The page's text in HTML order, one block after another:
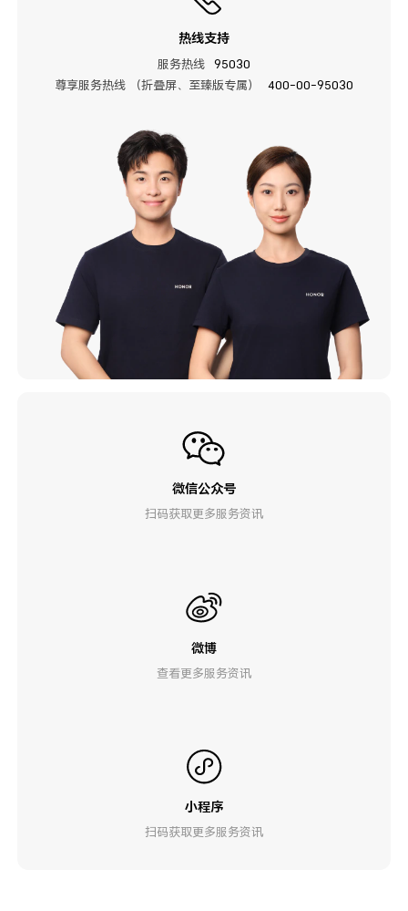
热线支持
服务热线
95030
尊享服务热线 （折叠屏、至臻版专属）
400-00-95030
微信公众号
扫码获取更多服务资讯
微博
查看更多服务资讯
小程序
扫码获取更多服务资讯